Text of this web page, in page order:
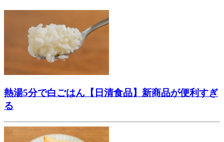
熱湯5分で白ごはん【日清食品】新商品が便利すぎ
る